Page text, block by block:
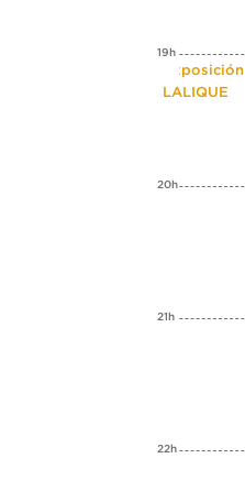
19h
Exposición
LALIQUE
20h
21h
22h